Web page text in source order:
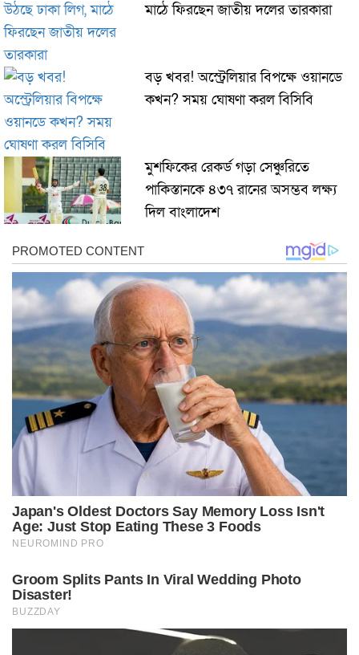
মাঠে ফিরছেন জাতীয় দলের তারকারা
বড় খবর! অস্ট্রেলিয়ার বিপক্ষে ওয়ানডে
কখন? সময় ঘোষণা করল বিসিবি
মুশফিকের রেকর্ড গড়া সেঞ্চুরিতে
পাকিস্তানকে ৪৩৭ রানের অসম্ভব লক্ষ্য
দিল বাংলাদেশ